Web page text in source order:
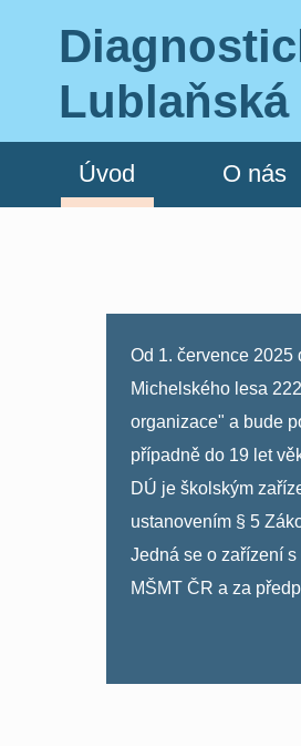
Úvod O nás
Od 1. července 2025
Michelského lesa
organizace" a bude
případně do 19 let
DÚ je školským
ustanovením § 5
Jedná se o zařízení
MŠMT ČR a za